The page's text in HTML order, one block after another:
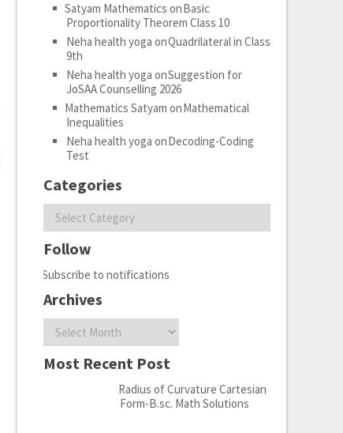
Satyam Mathematics onBasic
Proportionality Theorem Class 10
Neha health yoga onQuadrilateral in Class
9th
Neha health yoga onSuggestion for
JoSAA Counselling 2026
Mathematics Satyam onMathematical
Inequalities
Neha health yoga onDecoding-Coding
Test
Categories
Categories
Follow
Subscribe to notifications
Archives
Archives
Most Recent Post
Radius of Curvature Cartesian
Form-B.sc. Math Solutions